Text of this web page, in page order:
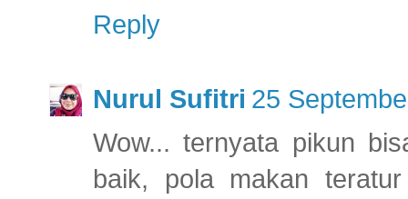
Reply
Nurul Sufitri 25
Wow... ternyata pikun
baik, pola makan